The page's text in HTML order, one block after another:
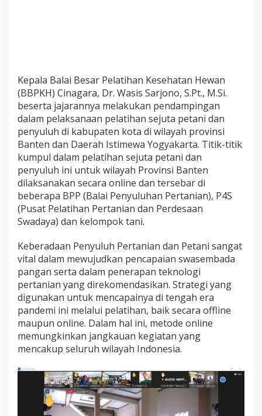
E
R
U
S
M
E
N
D
O
R
O
N
G
P
E
A
K
U
P
E
R
T
A
N
I
A
U
N
T
U
Kepala Balai Besar Pelatihan Kesehatan Hewan
(BBPKH) Cinagara, Dr. Wasis Sarjono, S.Pt., M.Si.
beserta jajarannya melakukan pendampingan
dalam pelaksanaan pelatihan sejuta petani dan
penyuluh di kabupaten kota di wilayah provinsi
Banten dan Daerah Istimewa Yogyakarta. Titik-titik
kumpul dalam pelatihan sejuta petani dan
penyuluh ini untuk wilayah Provinsi Banten
dilaksanakan secara online dan tersebar di
beberapa BPP (Balai Penyuluhan Pertanian), P4S
(Pusat Pelatihan Pertanian dan Perdesaan
Swadaya) dan kelompok tani.
Keberadaan Penyuluh Pertanian dan Petani sangat
vital dalam mewujudkan pencapaian swasembada
pangan serta dalam penerapan teknologi
pertanian yang direkomendasikan. Strategi yang
digunakan untuk mencapainya di tengah era
pandemi ini melalui pelatihan, baik secara offline
maupun online. Dalam hal ini, metode online
memungkinkan jangkauan kegiatan yang
mencakup seluruh wilayah Indonesia.